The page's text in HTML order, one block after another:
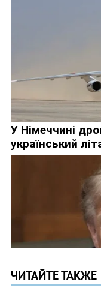
ЧИТАЙТЕ ТАКЖЕ